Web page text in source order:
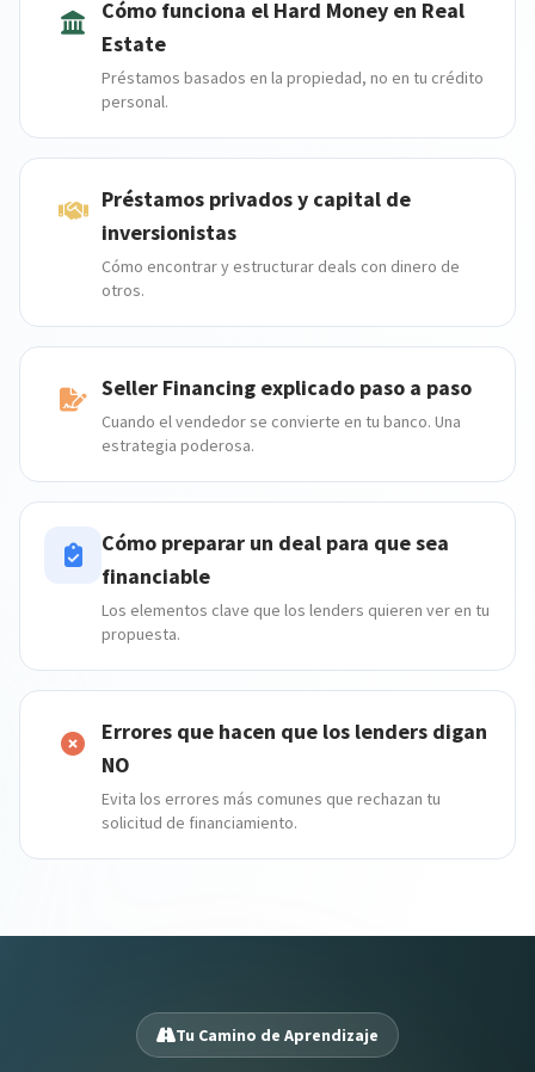
Cómo funciona el Hard Money en Real
Estate
Préstamos basados en la propiedad, no en tu crédito
personal.
Préstamos privados y capital de
inversionistas
Cómo encontrar y estructurar deals con dinero de
otros.
Seller Financing explicado paso a paso
Cuando el vendedor se convierte en tu banco. Una
estrategia poderosa.
Cómo preparar un deal para que sea
financiable
Los elementos clave que los lenders quieren ver en tu
propuesta.
Errores que hacen que los lenders digan
NO
Evita los errores más comunes que rechazan tu
solicitud de financiamiento.
Tu Camino de Aprendizaje